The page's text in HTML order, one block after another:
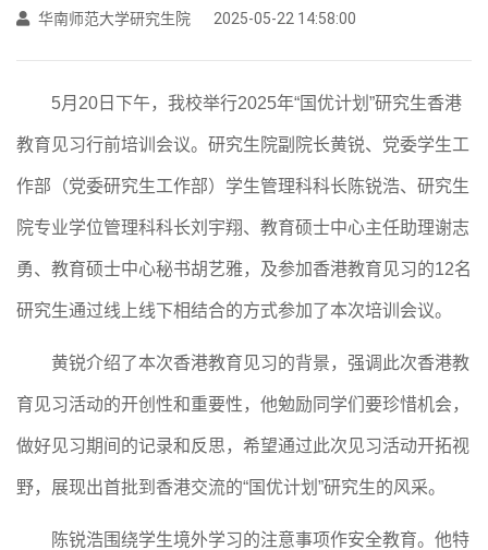
华南师范大学研究生院 2025-05-22 14:58:00
5月 20 日下午，我校举行2025年“国优计划”研究生香港
教育见习行前培训会议。研究生院副院长黄锐、党委学生工
作部（党委研究生工作部）学生管理科科长陈锐浩、研究生
院专业学位管理科科长刘宇翔、教育硕士中心主任助理谢志
勇、教育硕士中心秘书胡艺雅，及参加香港教育见习的12名
研究生通过线上线下相结合的方式参加了本次培训会议。
黄锐介绍了本次香港教育见习的背景，强调此次香港教
育见习活动的开创性和重要性，他勉励同学们要珍惜机会，
做好见习期间的记录和反思，希望通过此次见习活动开拓视
野，展现出首批到香港交流的“国优计划”研究生的风采。
陈锐浩围绕学生境外学习的注意事项作安全教育。他特